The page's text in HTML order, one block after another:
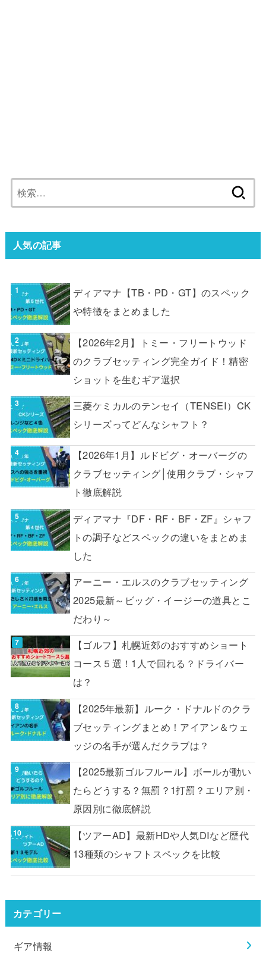
索:
人気の記事
ディアマナ【TB・PD・GT】のスペック
や特徴をまとめました
【2026年2月】トミー・フリートウッド
のクラブセッティング完全ガイド！精密
ショットを生むギア選択
三菱ケミカルのテンセイ（TENSEI）CK
シリーズってどんなシャフト？
【2026年1月】ルドビグ・オーバーグの
クラブセッティング│使用クラブ・シャフ
ト徹底解説
ディアマナ『DF・RF・BF・ZF』シャフ
トの調子などスペックの違いをまとめま
した
アーニー・エルスのクラブセッティング
2025最新～ビッグ・イージーの道具とこ
だわり～
【ゴルフ】札幌近郊のおすすめショート
コース５選！1人で回れる？ドライバー
は？
【2025年最新】ルーク・ドナルドのクラ
ブセッティングまとめ！アイアン＆ウェ
ッジの名手が選んだクラブは？
【2025最新ゴルフルール】ボールが動い
たらどうする？無罰？1打罰？エリア別・
原因別に徹底解説
【ツアーAD】最新HDや人気DIなど歴代
13種類のシャフトスペックを比較
カテゴリー
ギア情報